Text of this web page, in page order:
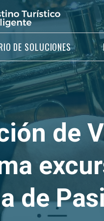
DE SOLUCIONES
de
de